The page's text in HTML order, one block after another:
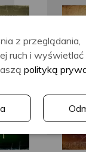
z przeglądania,
ruch i wyświetlać
polityką